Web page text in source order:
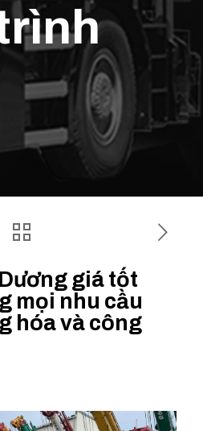
giá tốt
mọi nhu cầu
hóa và công